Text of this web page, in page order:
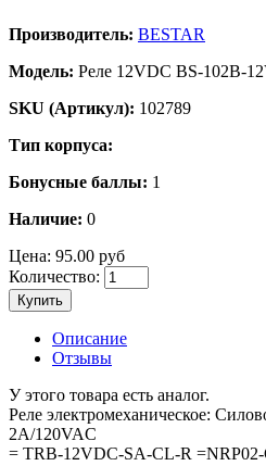
Производитель: BESTAR
Модель: Реле 12VDC BS-102B-
SKU (Артикул): 102789
Тип корпуса:
Бонусные баллы: 1
Наличие: 0
Цена: 95.00 руб
Количество:
Купить
Описание
Отзывы
У этого товара есть аналог.
Реле электромеханическое:
2A/120VAC
= TRB-12VDC-SA-CL-R